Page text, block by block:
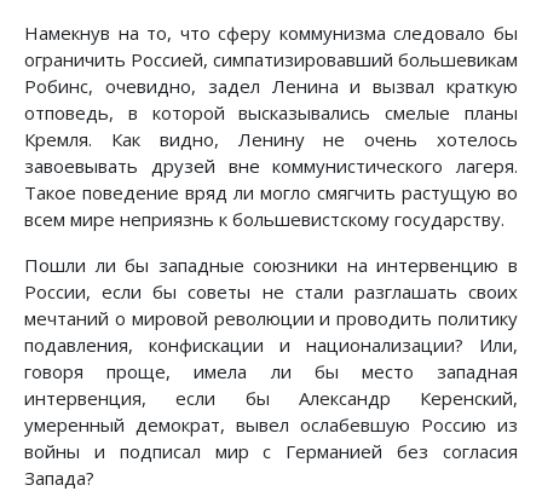
Намекнув на то, что сферу коммунизма следовало бы
ограничить Россией, симпатизировавший большевикам
Робинс, очевидно, задел Ленина и вызвал краткую
отповедь, в которой высказывались смелые планы
Кремля. Как видно, Ленину не очень хотелось
завоевывать друзей вне коммунистического лагеря.
Такое поведение вряд ли могло смягчить растущую во
всем мире неприязнь к большевистскому государству.
Пошли ли бы западные союзники на интервенцию в
России, если бы советы не стали разглашать своих
мечтаний о мировой революции и проводить политику
подавления, конфискации и национализации? Или,
говоря проще, имела ли бы место западная
интервенция, если бы Александр Керенский,
умеренный демократ, вывел ослабевшую Россию из
войны и подписал мир с Германией без согласия
Запада?